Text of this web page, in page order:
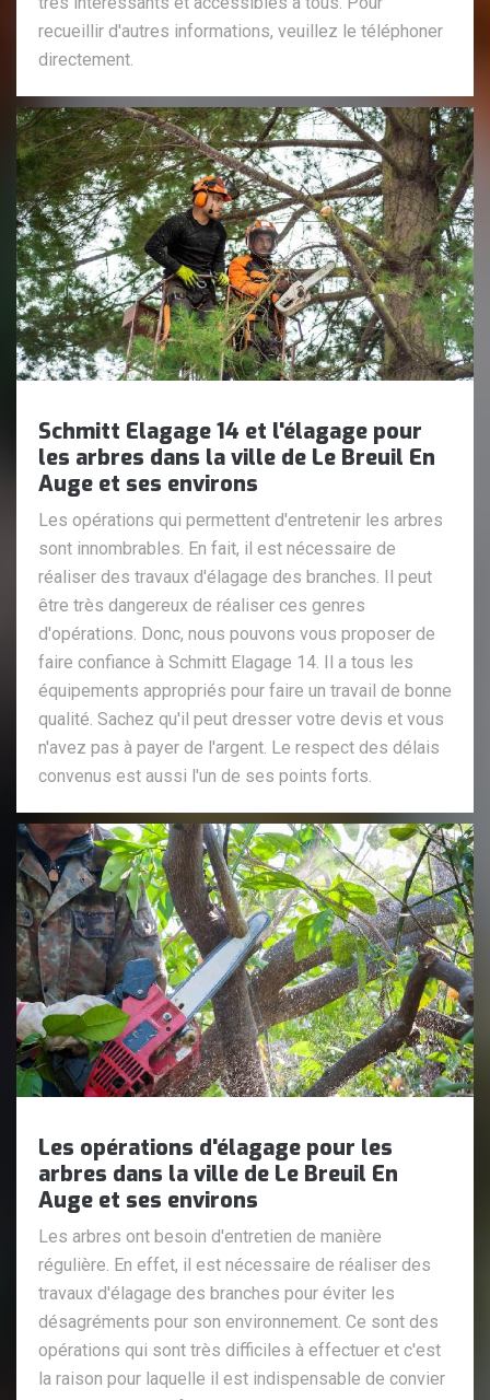
recueillir d'autres informations, veuillez le téléphoner
directement.
Schmitt Elagage 14 et l'élagage pour
les arbres dans la ville de Le Breuil En
Auge et ses environs
Les opérations qui permettent d'entretenir les arbres
sont innombrables. En fait, il est nécessaire de
réaliser des travaux d'élagage des branches. Il peut
être très dangereux de réaliser ces genres
d'opérations. Donc, nous pouvons vous proposer de
faire confiance à Schmitt Elagage 14. Il a tous les
équipements appropriés pour faire un travail de bonne
qualité. Sachez qu'il peut dresser votre devis et vous
n'avez pas à payer de l'argent. Le respect des délais
convenus est aussi l'un de ses points forts.
Les opérations d'élagage pour les
arbres dans la ville de Le Breuil En
Auge et ses environs
Les arbres ont besoin d'entretien de manière
régulière. En effet, il est nécessaire de réaliser des
travaux d'élagage des branches pour éviter les
désagréments pour son environnement. Ce sont des
opérations qui sont très difficiles à effectuer et c'est
la raison pour laquelle il est indispensable de convier